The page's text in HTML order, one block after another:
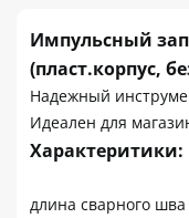
Импульсный
(пласт.корпус,
Надежный
Идеален для
Характеритики:
длина сварного